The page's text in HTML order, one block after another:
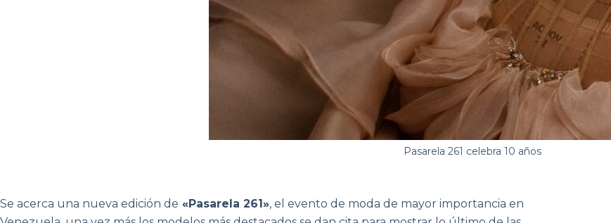
Pasarela 261 celebra 10 años
Se acerca una nueva edición de «Pasarela 261», el evento de moda de mayor importancia en